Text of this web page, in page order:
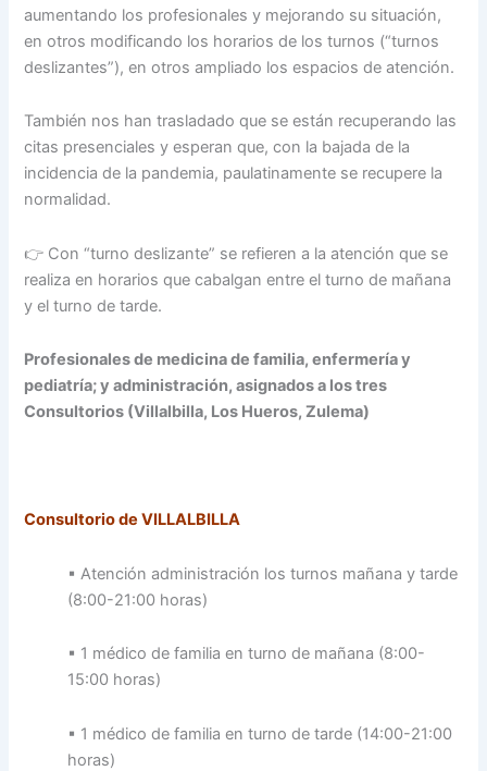
aumentando los profesionales y mejorando su situación,
en otros modificando los horarios de los turnos (“turnos
deslizantes”), en otros ampliado los espacios de atención.
También nos han trasladado que se están recuperando las
citas presenciales y esperan que, con la bajada de la
incidencia de la pandemia, paulatinamente se recupere la
normalidad.
👉 Con “turno deslizante” se refieren a la atención que se
realiza en horarios que cabalgan entre el turno de mañana
y el turno de tarde.
Profesionales de medicina de familia, enfermería y
pediatría; y administración, asignados a los tres
Consultorios (Villalbilla, Los Hueros, Zulema)
Consultorio de VILLALBILLA
▪ Atención administración los turnos mañana y tarde
(8:00-21:00 horas)
▪ 1 médico de familia en turno de mañana (8:00-
15:00 horas)
▪ 1 médico de familia en turno de tarde (14:00-21:00
horas)